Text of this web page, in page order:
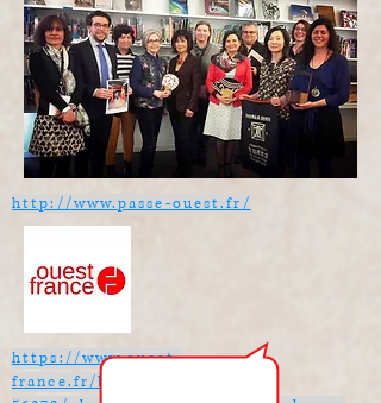
http://www.passe-ouest.fr/
https://www.ouest-
france.fr/bretagne/ploemeur-